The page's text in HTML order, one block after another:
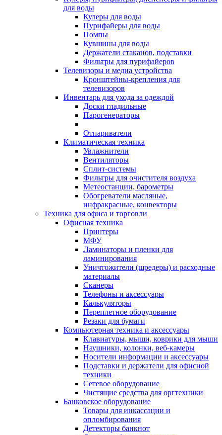
для воды
Кулеры для воды
Пурифайеры для воды
Помпы
Кувшины для воды
Держатели стаканов, подставки
Фильтры для пурифайеров
Телевизоры и медиа устройства
Кронштейны-крепления для
телевизоров
Инвентарь для ухода за одеждой
Доски гладильные
Парогенераторы
Отпариватели
Климатическая техника
Увлажнители
Вентиляторы
Сплит-системы
Фильтры для очистителя воздуха
Метеостанции, барометры
Обогреватели масляные,
инфракрасные, конвекторы
Техника для офиса и торговли
Офисная техника
Принтеры
МФУ
Ламинаторы и пленки для
ламинирования
Уничтожители (шредеры) и расходные
материалы
Сканеры
Телефоны и аксессуары
Калькуляторы
Переплетное оборудование
Резаки для бумаги
Компьютерная техника и аксессуары
Клавиатуры, мыши, коврики для мыши
Наушники, колонки, веб-камеры
Носители информации и аксессуары
Подставки и держатели для офисной
техники
Сетевое оборудование
Чистящие средства для оргтехники
Банковское оборудование
Товары для инкассации и
опломбирования
Детекторы банкнот